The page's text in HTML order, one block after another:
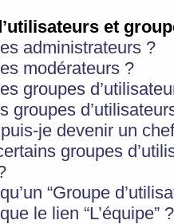
et
administrateurs ?
modérateurs ?
groupes
groupes
je devenir un
groupes
“Groupe
le lien “L’équipe” ?